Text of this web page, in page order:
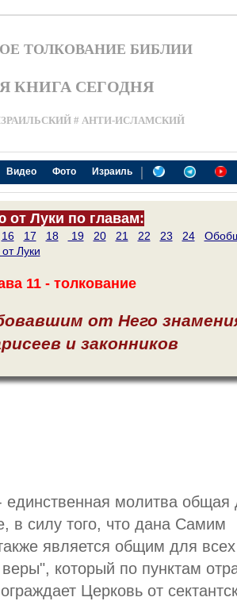
ТОЛКОВАНИЕ БИБЛИИ
КНИГА СЕГОДНЯ
# АНТИ-ИСЛАМСКИЙ
Видео Фото Израиль |
от Луки по главам:
16 17 18 19 20 21 22 23 24
Луки
11 - толкование
от Него
и законников
единственная молитва общая
в силу того, что дана Самим
является общим для всех
который по пунктам
Церковь от